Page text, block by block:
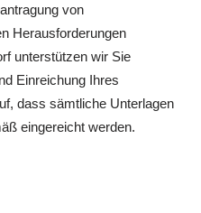
von
Herausforderungen
unterstützen wir Sie
Einreichung Ihres
dass sämtliche Unterlagen
eingereicht werden.